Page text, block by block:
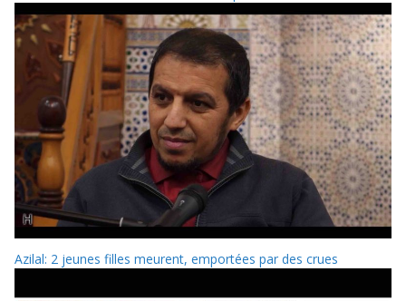
Azilal: 2 jeunes filles meurent, emportées par des crues